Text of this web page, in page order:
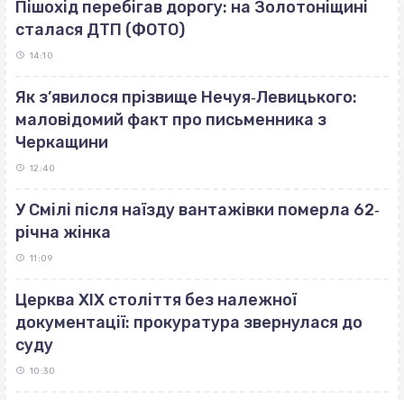
Пішохід перебігав дорогу: на Золотоніщині
сталася ДТП (ФОТО)
14:10
Як з’явилося прізвище Нечуя‐Левицького:
маловідомий факт про письменника з
Черкащини
12:40
У Смілі після наїзду вантажівки померла 62‐
річна жінка
11:09
Церква ХІХ століття без належної
документації: прокуратура звернулася до
суду
10:30